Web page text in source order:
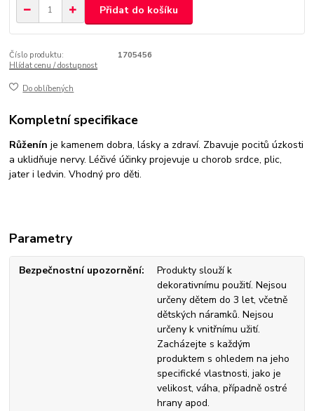
Přidat do košíku
Číslo produktu:
1705456
Hlídat cenu / dostupnost
Do oblíbených
Kompletní specifikace
Růženín je kamenem dobra, lásky a zdraví. Zbavuje pocitů úzkosti
a uklidňuje nervy. Léčivé účinky projevuje u chorob srdce, plic,
jater i ledvin. Vhodný pro děti.
Parametry
Bezpečnostní upozornění
Produkty slouží k
dekorativnímu použití. Nejsou
určeny dětem do 3 let, včetně
dětských náramků. Nejsou
určeny k vnitřnímu užití.
Zacházejte s každým
produktem s ohledem na jeho
specifické vlastnosti, jako je
velikost, váha, případně ostré
hrany apod.